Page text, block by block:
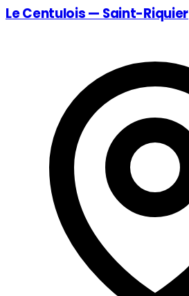
Le Centulois — Saint-Riquier